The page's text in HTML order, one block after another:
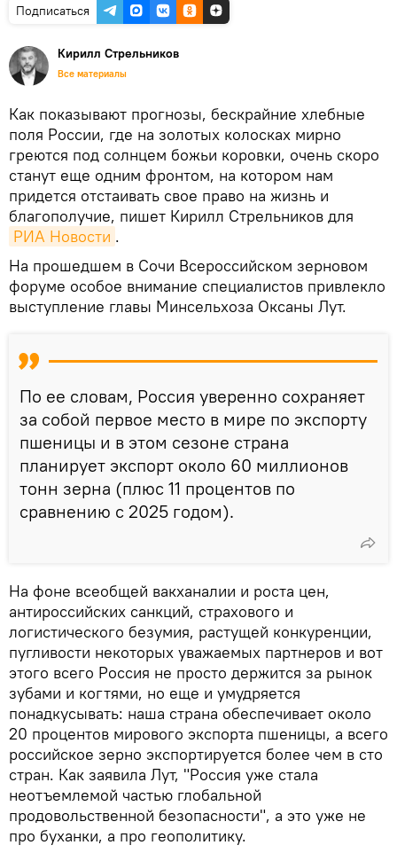
Подписаться
Кирилл Стрельников
Все материалы
Как показывают прогнозы, бескрайние хлебные
поля России, где на золотых колосках мирно
греются под солнцем божьи коровки, очень скоро
станут еще одним фронтом, на котором нам
придется отстаивать свое право на жизнь и
благополучие, пишет Кирилл Стрельников для
РИА Новости .
На прошедшем в Сочи Всероссийском зерновом
форуме особое внимание специалистов привлекло
выступление главы Минсельхоза Оксаны Лут.
По ее словам, Россия уверенно сохраняет
за собой первое место в мире по экспорту
пшеницы и в этом сезоне страна
планирует экспорт около 60 миллионов
тонн зерна (плюс 11 процентов по
сравнению с 2025 годом).
На фоне всеобщей вакханалии и роста цен,
антироссийских санкций, страхового и
логистического безумия, растущей конкуренции,
пугливости некоторых уважаемых партнеров и вот
этого всего Россия не просто держится за рынок
зубами и когтями, но еще и умудряется
понадкусывать: наша страна обеспечивает около
20 процентов мирового экспорта пшеницы, а всего
российское зерно экспортируется более чем в сто
стран. Как заявила Лут, "Россия уже стала
неотъемлемой частью глобальной
продовольственной безопасности", а это уже не
про буханки, а про геополитику.